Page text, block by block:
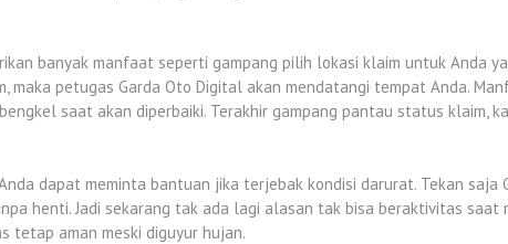
banyak manfaat seperti gampang pilih lokasi klaim untuk Anda
maka petugas Garda Oto Digital akan mendatangi tempat Anda.
saat akan diperbaiki. Terakhir gampang pantau status
dapat meminta bantuan jika terjebak kondisi darurat. Tekan
henti. Jadi sekarang tak ada lagi alasan tak bisa beraktivitas
tetap aman meski diguyur hujan.